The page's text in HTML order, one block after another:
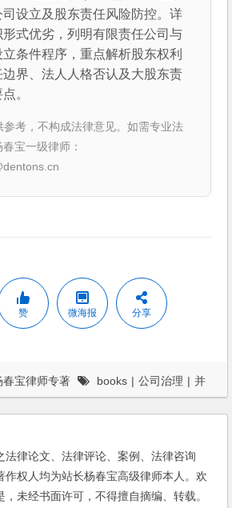
设立及股东责任风险防控。详
式优劣，列明有限责任公司与
条件程序，重点解析股东权利
边界、法人人格否认及大股东责
。
参考，不构成法律意见。如需专业法
宝一级律师：
赞 微海报 分享
春宝律师专著 books | 公司治理 | 并
法律论文、法律评论、案例、法律咨询
作权人均为站长杨春宝高级律师本人。欢
未经书面许可，不得擅自摘编、转载。